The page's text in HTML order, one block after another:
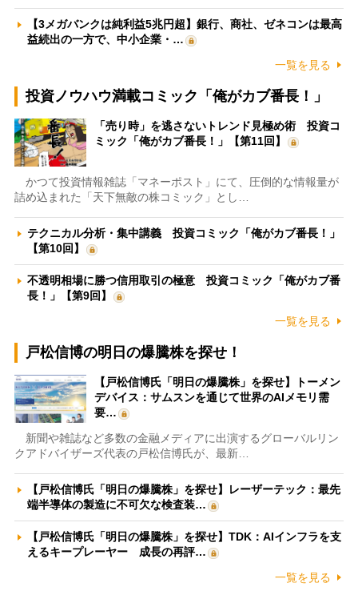
【3メガバンクは純利益5兆円超】銀行、商社、ゼネコンは最高
益続出の一方で、中小企業・…
一覧を見る
投資ノウハウ満載コミック「俺がカブ番長！」
「売り時」を逃さないトレンド見極め術 投資コ
ミック「俺がカブ番長！」【第11回】
かつて投資情報雑誌「マネーポスト」にて、圧倒的な情報量が
詰め込まれた「天下無敵の株コミック」とし…
テクニカル分析・集中講義 投資コミック「俺がカブ番長！」
【第10回】
不透明相場に勝つ信用取引の極意 投資コミック「俺がカブ番
長！」【第9回】
一覧を見る
戸松信博の明日の爆騰株を探せ！
【戸松信博氏「明日の爆騰株」を探せ】トーメン
デバイス：サムスンを通じて世界のAIメモリ需
要…
新聞や雑誌など多数の金融メディアに出演するグローバルリン
クアドバイザーズ代表の戸松信博氏が、最新…
【戸松信博氏「明日の爆騰株」を探せ】レーザーテック：最先
端半導体の製造に不可欠な検査装…
【戸松信博氏「明日の爆騰株」を探せ】TDK：AIインフラを支
えるキープレーヤー 成長の再評…
一覧を見る